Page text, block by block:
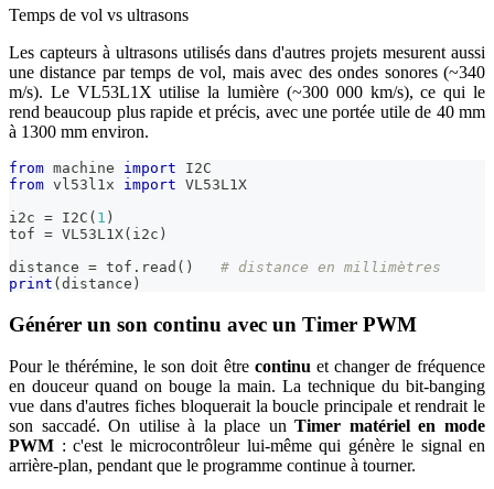
Temps de vol vs ultrasons
Les capteurs à ultrasons utilisés dans d'autres projets mesurent aussi
une distance par temps de vol, mais avec des ondes sonores (~340
m/s). Le VL53L1X utilise la lumière (~300 000 km/s), ce qui le
rend beaucoup plus rapide et précis, avec une portée utile de 40 mm
à 1300 mm environ.
from machine import I2C
from vl53l1x import VL53L1X
i2c = I2C ( 1 )
tof = VL53L1X( i2c )
distance = tof . read ( )
# distance en millimètres
print ( distance )
Générer un son continu avec un Timer PWM
Pour le thérémine, le son doit être continu et changer de fréquence
en douceur quand on bouge la main. La technique du bit-banging
vue dans d'autres fiches bloquerait la boucle principale et rendrait le
son saccadé. On utilise à la place unTimer matériel en mode
PWM : c'est le microcontrôleur lui-même qui génère le signal en
arrière-plan, pendant que le programme continue à tourner.